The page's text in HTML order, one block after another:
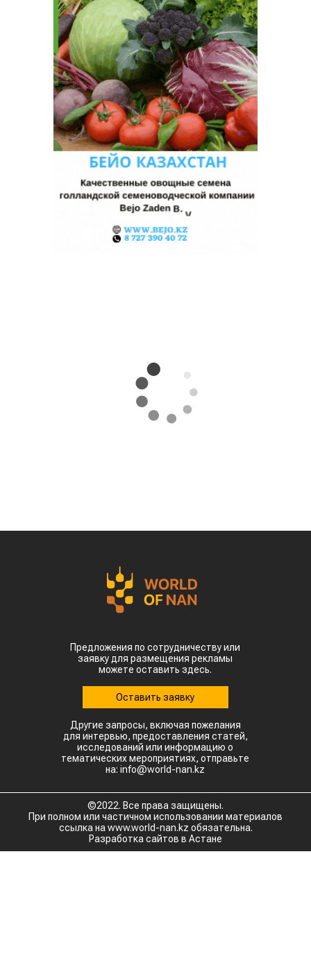
Предложения по сотрудничеству или
заявку для размещения рекламы
можете оставить здесь.
Оставить заявку
Другие запросы, включая пожелания
для интервью, предоставления статей,
исследований или информацию о
тематических мероприятиях, отправьте
на: info@world-nan.kz
©2022. Все права защищены.
При полном или частичном использовании материалов
ссылка на www.world-nan.kz обязательна.
Разработка сайтов в Астане